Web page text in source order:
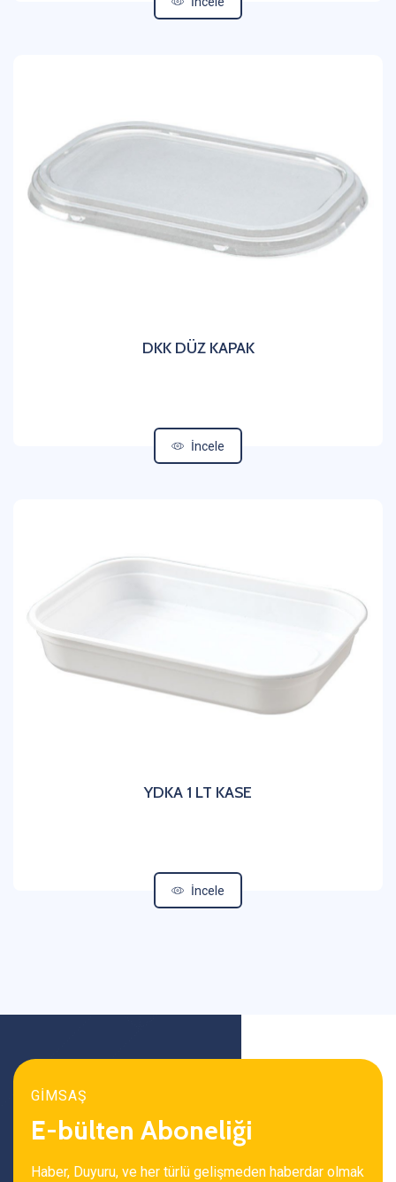
DKK DÜZ KAPAK
İncele
YDKA 1 LT KASE
İncele
GİMSAŞ
E-bülten Aboneliği
Haber, Duyuru, ve her türlü gelişmeden haberdar olmak